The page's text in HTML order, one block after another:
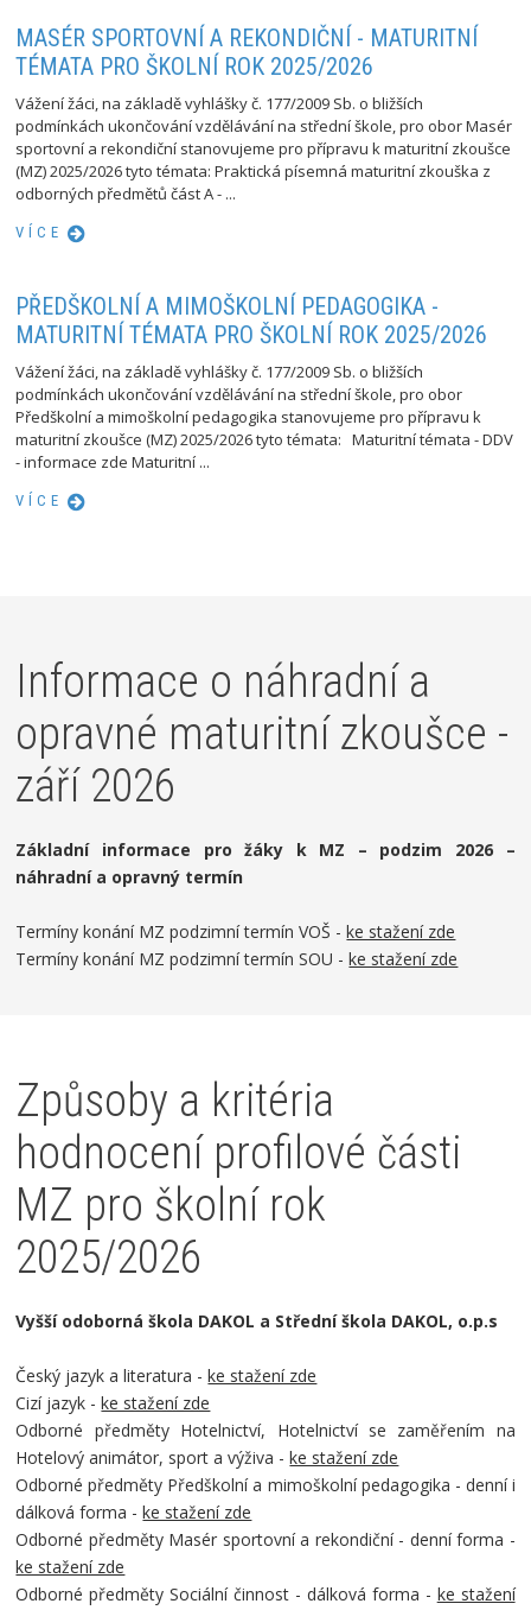
MASÉR SPORTOVNÍ A REKONDIČNÍ - MATURITNÍ
TÉMATA PRO ŠKOLNÍ ROK 2025/2026
Vážení žáci, na základě vyhlášky č. 177/2009 Sb. o bližších
podmínkách ukončování vzdělávání na střední škole, pro obor Masér
sportovní a rekondiční stanovujeme pro přípravu k maturitní zkoušce
(MZ) 2025/2026 tyto témata: Praktická písemná maturitní zkouška z
odborných předmětů část A - ...
VÍCE
PŘEDŠKOLNÍ A MIMOŠKOLNÍ PEDAGOGIKA -
MATURITNÍ TÉMATA PRO ŠKOLNÍ ROK 2025/2026
Vážení žáci, na základě vyhlášky č. 177/2009 Sb. o bližších
podmínkách ukončování vzdělávání na střední škole, pro obor
Předškolní a mimoškolní pedagogika stanovujeme pro přípravu k
maturitní zkoušce (MZ) 2025/2026 tyto témata: Maturitní témata - DDV
- informace zde Maturitní ...
VÍCE
Informace o náhradní a
opravné maturitní zkoušce -
září 2026
Základní informace pro žáky k MZ – podzim 2026 –
náhradní a opravný termín
Termíny konání MZ podzimní termín VOŠ -ke stažení zde
Termíny konání MZ podzimní termín SOU -ke stažení zde
Způsoby a kritéria
hodnocení profilové části
MZ pro školní rok
2025/2026
Vyšší odoborná škola DAKOL a Střední škola DAKOL, o.p.s
Český jazyk a literatura - ke stažení zde
Cizí jazyk - ke stažení zde
Odborné předměty Hotelnictví, Hotelnictví se zaměřením na
Hotelový animátor, sport a výživa - ke stažení zde
Odborné předměty Předškolní a mimoškolní pedagogika - denní i
dálková forma - ke stažení zde
Odborné předměty Masér sportovní a rekondiční - denní forma -
ke stažení zde
Odborné předměty Sociální činnost - dálková forma - ke stažení